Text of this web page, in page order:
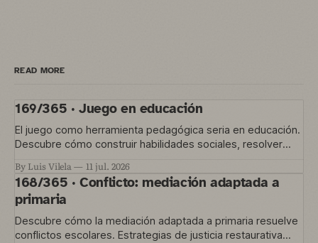
READ MORE
169/365 · Juego en educación
El juego como herramienta pedagógica seria en educación.
Descubre cómo construir habilidades sociales, resolver
By Luis Vilela 11 jul. 2026
168/365 · Conflicto: mediación adaptada a
primaria
Descubre cómo la mediación adaptada a primaria resuelve
conflictos escolares. Estrategias de justicia restaurativa